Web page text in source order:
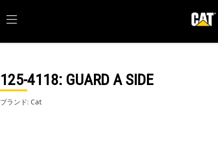
125-4118: GUARD A SIDE
ブランド: Cat